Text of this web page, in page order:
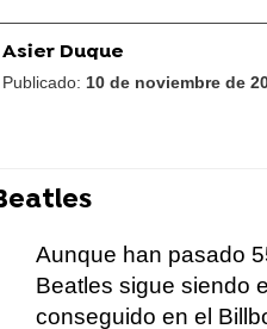
Asier Duque
Publicado: 10 de noviembre de
Aunque han pasado
Beatles sigue siendo
conseguido en el